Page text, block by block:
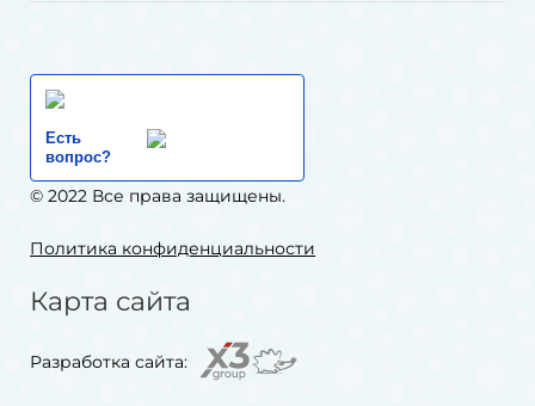
Есть
вопрос?
© 2022 Все права защищены.
Политика конфиденциальности
Карта сайта
Разработка сайта: